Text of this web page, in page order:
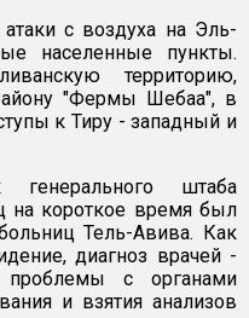
с воздуха на Эль-
населенные пункты.
территорию,
"Фермы Шебаа", в
к Тиру - западный и
штаба
на короткое время был
Тель-Авива. Как
диагноз врачей -
проблемы с органами
и взятия анализов